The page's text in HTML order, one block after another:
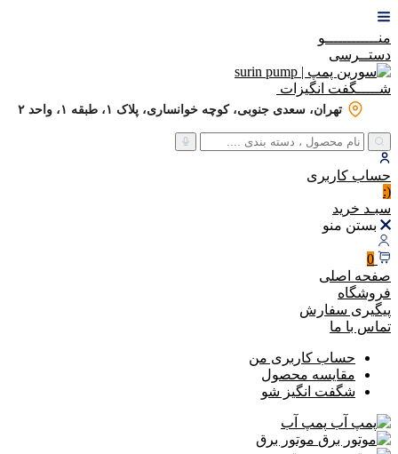
منــــــــــــو
دستــرسی
شـــــگفت انگیزات
تهران، سعدی جنوبی، کوچه خوانساری، پلاک ۱، طبقه ۱، واحد ۲
حساب کاربری
(:
سبـد خرید
بستن منو
0
صفحه اصلی
فروشگاه
پیگیری سفارش
تماس با ما
حساب کاربری من
مقایسه محصول
شگفت انگیز شو
پمپ آب
موتور برق